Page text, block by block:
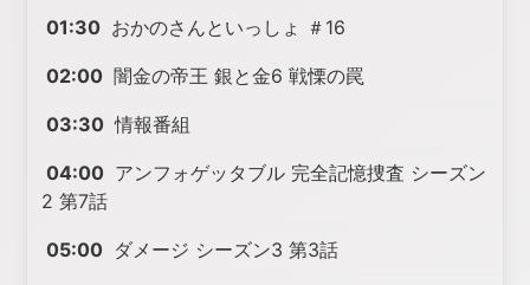
01:30 おかのさんといっしょ ＃16
02:00 闇金の帝王 銀と金6 戦慄の罠
03:30 情報番組
04:00 アンフォゲッタブル 完全記憶捜査 シーズン
2 第7話
05:00 ダメージ シーズン3 第3話